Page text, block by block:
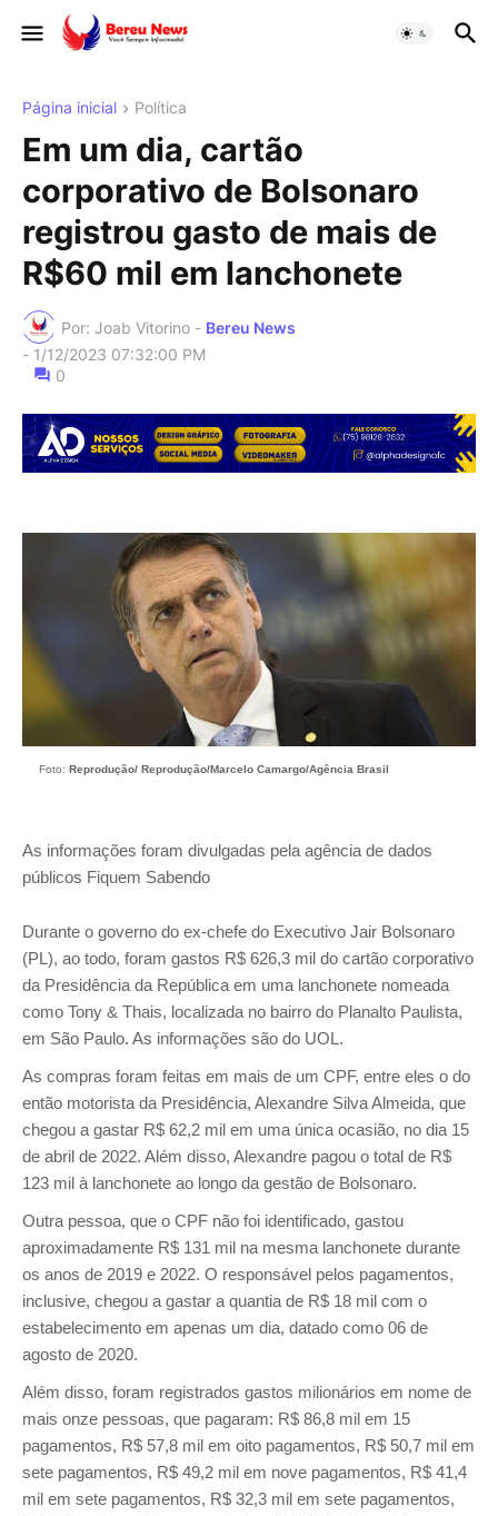
Página inicial Política
Em um dia, cartão
corporativo de Bolsonaro
registrou gasto de mais de
R$60 mil em lanchonete
Por: Joab Vitorino - Bereu News
- 1/12/2023 07:32:00 PM
0
Foto: Reprodução/ Reprodução/Marcelo Camargo/Agência Brasil
As informações foram divulgadas pela agência de dados
públicos Fiquem Sabendo
Durante o governo do ex-chefe do Executivo Jair Bolsonaro
(PL), ao todo, foram gastos R$ 626,3 mil do cartão corporativo
da Presidência da República em uma lanchonete nomeada
como Tony & Thais, localizada no bairro do Planalto Paulista,
em São Paulo. As informações são do UOL.
As compras foram feitas em mais de um CPF, entre eles o do
então motorista da Presidência, Alexandre Silva Almeida, que
chegou a gastar R$ 62,2 mil em uma única ocasião, no dia 15
de abril de 2022. Além disso, Alexandre pagou o total de R$
123 mil à lanchonete ao longo da gestão de Bolsonaro.
Outra pessoa, que o CPF não foi identificado, gastou
aproximadamente R$ 131 mil na mesma lanchonete durante
os anos de 2019 e 2022. O responsável pelos pagamentos,
inclusive, chegou a gastar a quantia de R$ 18 mil com o
estabelecimento em apenas um dia, datado como 06 de
agosto de 2020.
Além disso, foram registrados gastos milionários em nome de
mais onze pessoas, que pagaram: R$ 86,8 mil em 15
pagamentos, R$ 57,8 mil em oito pagamentos, R$ 50,7 mil em
sete pagamentos, R$ 49,2 mil em nove pagamentos, R$ 41,4
mil em sete pagamentos, R$ 32,3 mil em sete pagamentos,